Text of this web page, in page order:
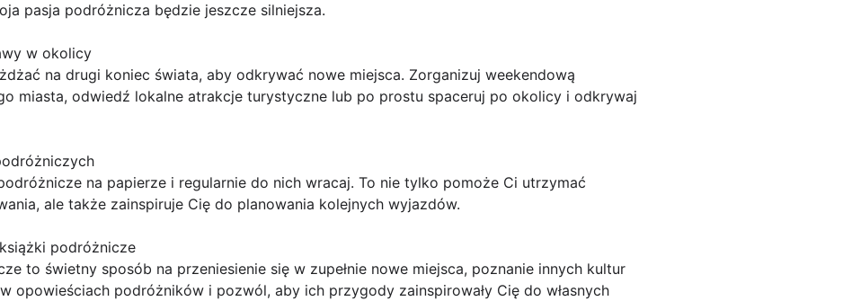
pasja podróżnicza będzie jeszcze silniejsza.
w okolicy
na drugi koniec świata, aby odkrywać nowe miejsca. Zorganizuj weekendową
miasta, odwiedź lokalne atrakcje turystyczne lub po prostu spaceruj po okolicy i odkrywaj
na papierze i regularnie do nich wracaj. To nie tylko pomoże Ci utrzymać
ale także zainspiruje Cię do planowania kolejnych wyjazdów.
podróżnicze
to świetny sposób na przeniesienie się w zupełnie nowe miejsca, poznanie innych kultur
opowieściach podróżników i pozwól, aby ich przygody zainspirowały Cię do własnych